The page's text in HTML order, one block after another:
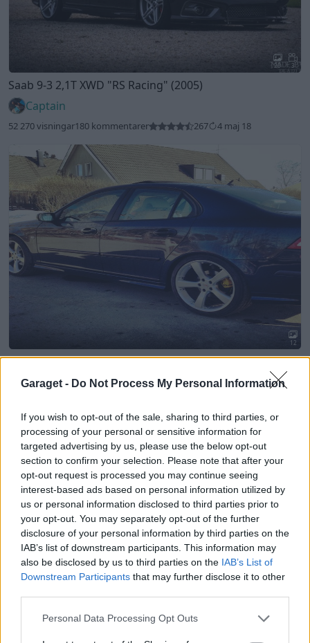
Garaget - Do Not Process My Personal Information
If you wish to opt-out of the sale, sharing to third parties, or
processing of your personal or sensitive information for
targeted advertising by us, please use the below opt-out
section to confirm your selection. Please note that after your
opt-out request is processed you may continue seeing
interest-based ads based on personal information utilized by
us or personal information disclosed to third parties prior to
your opt-out. You may separately opt-out of the further
disclosure of your personal information by third parties on the
IAB’s list of downstream participants. This information may
also be disclosed by us to third parties on the IAB’s List of
Downstream Participants that may further disclose it to other
Personal Data Processing Opt Outs
20 3
Saab 9-3 2,1T XWD "RS Racing" (2005)
Captain
52 270 visningar180 kommentarer 267 4 maj 18
12
Saab 9-3 Aero (2005)
Asplundarn
Saab 9-3 Aero SC V6 "Chipiluring" (2006)